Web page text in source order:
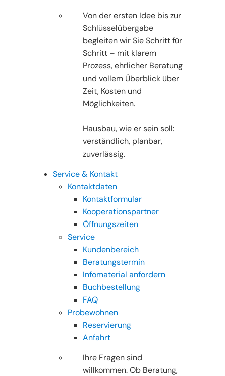
Von der ersten Idee bis zur
Schlüsselübergabe
begleiten wir Sie Schritt für
Schritt – mit klarem
Prozess, ehrlicher Beratung
und vollem Überblick über
Zeit, Kosten und
Möglichkeiten.
Hausbau, wie er sein soll:
verständlich, planbar,
zuverlässig.
Service & Kontakt
Kontaktdaten
Kontaktformular
Kooperationspartner
Öffnungszeiten
Service
Kundenbereich
Beratungstermin
Infomaterial anfordern
Buchbestellung
FAQ
Probewohnen
Reservierung
Anfahrt
Ihre Fragen sind
willkommen. Ob Beratung,